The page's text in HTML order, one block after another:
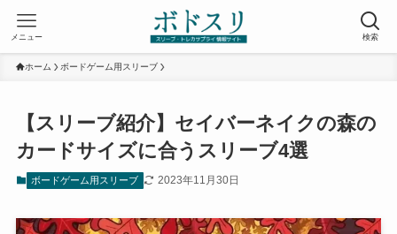
検索
メニュー
ホーム ボードゲーム用スリーブ
【スリーブ紹介】セイバーネイクの森の
カードサイズに合うスリーブ4選
ボードゲーム用スリーブ 2023年11月30日